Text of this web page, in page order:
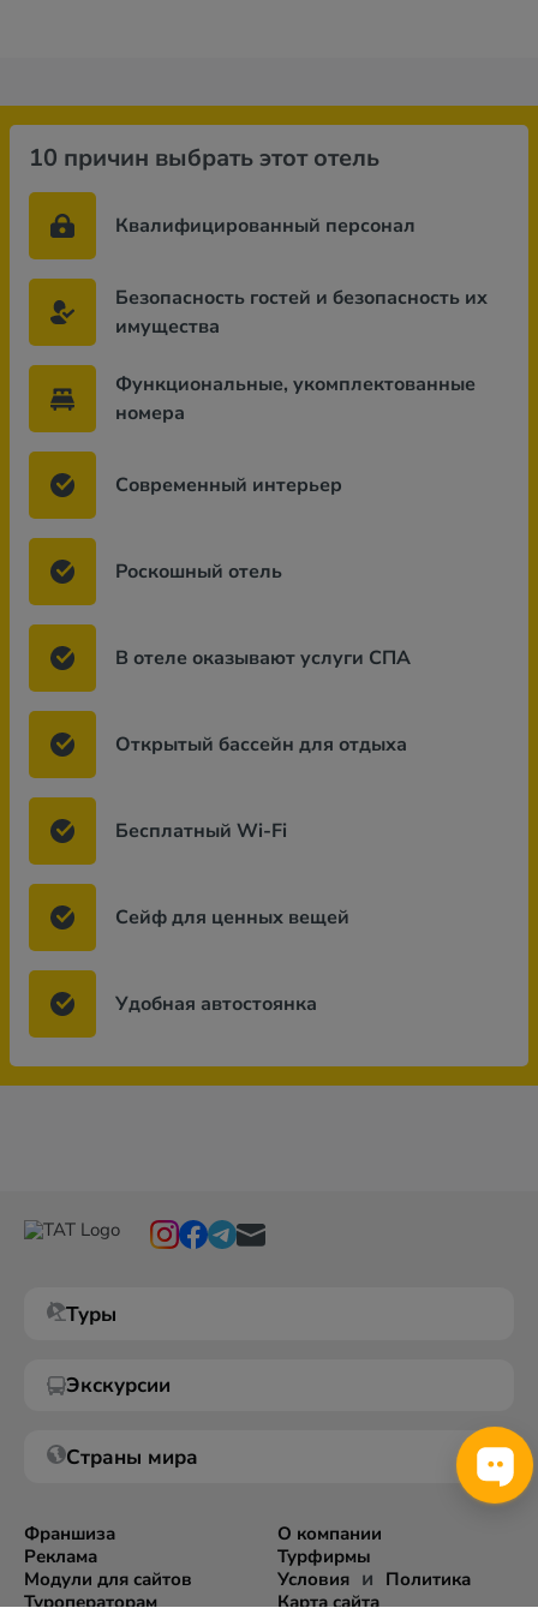
10 причин выбрать этот отель
Квалифицированный персонал
Безопасность гостей и безопасность их
имущества
Функциональные, укомплектованные
номера
Современный интерьер
Роскошный отель
В отеле оказывают услуги СПА
Открытый бассейн для отдыха
Бесплатный Wi-Fi
Сейф для ценных вещей
Удобная автостоянка
Туры
Экскурсии
Страны мира
Франшиза
Реклама
Модули для сайтов
Туроператорам
О компании
Турфирмы
Условияи Политика
Карта сайта